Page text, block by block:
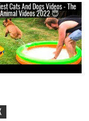
Cats And Dogs Videos - The
Videos 2022 😇